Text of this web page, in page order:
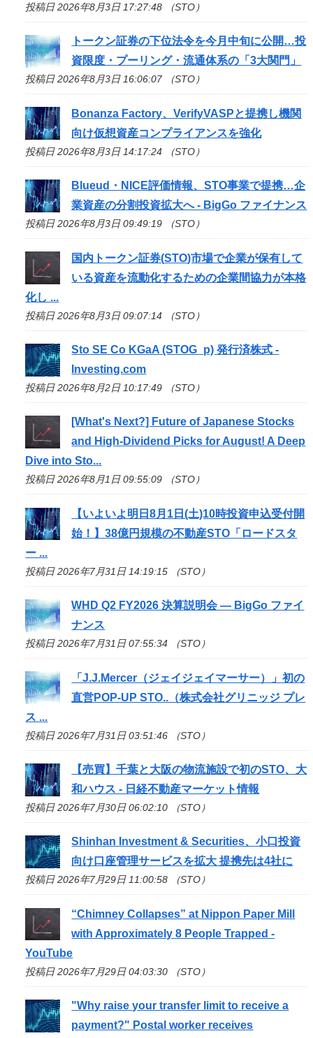
投稿日 2026年8月3日 17:27:48 （STO）
トークン証券の下位法令を今月中旬に公開…投
資限度・プーリング・流通体系の「3大関門」
投稿日 2026年8月3日 16:06:07 （STO）
Bonanza Factory、VerifyVASPと提携し機関
向け仮想資産コンプライアンスを強化
投稿日 2026年8月3日 14:17:24 （STO）
Blueud・NICE評価情報、STO事業で提携…企
業資産の分割投資拡大へ - BigGo ファイナンス
投稿日 2026年8月3日 09:49:19 （STO）
国内トークン証券(STO)市場で企業が保有して
いる資産を流動化するための企業間協力が本格
化し ...
投稿日 2026年8月3日 09:07:14 （STO）
Sto SE Co KGaA (STOG_p) 発行済株式 -
Investing.com
投稿日 2026年8月2日 10:17:49 （STO）
[What's Next?] Future of Japanese Stocks
and High-Dividend Picks for August! A Deep
Dive intoSto...
投稿日 2026年8月1日 09:55:09 （STO）
【いよいよ明日8月1日(土)10時投資申込受付開
始！】38億円規模の不動産STO 「ロードスタ
ー ...
投稿日 2026年7月31日 14:19:15 （STO）
WHD Q2 FY2026 決算説明会 — BigGo ファイ
ナンス
投稿日 2026年7月31日 07:55:34 （STO）
「J.J.Mercer（ジェイジェイマーサー）」初の
直営POP-UPSTO..（株式会社グリニッジ プレ
ス ...
投稿日 2026年7月31日 03:51:46 （STO）
【売買】千葉と大阪の物流施設で初のSTO、大
和ハウス - 日経不動産マーケット情報
投稿日 2026年7月30日 06:02:10 （STO）
Shinhan Investment & Securities、小口投資
向け口座管理サービスを拡大 提携先は4社に
投稿日 2026年7月29日 11:00:58 （STO）
“Chimney Collapses” at Nippon Paper Mill
with Approximately 8 People Trapped -
YouTube
投稿日 2026年7月29日 04:03:30 （STO）
"Why raise your transfer limit to receive a
payment?" Postal worker receives